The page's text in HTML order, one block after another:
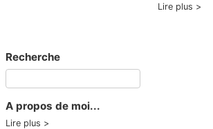
Lire plus
Recherche
A propos de moi...
Lire plus